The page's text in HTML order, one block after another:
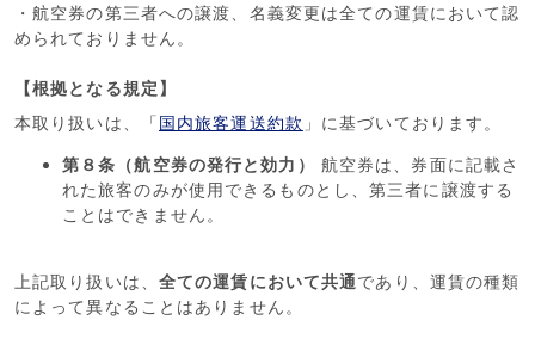
・航空券の第三者への譲渡、名義変更は全ての運賃において認
められておりません。
【根拠となる規定】
本取り扱いは、「国内旅客運送約款 」に基づいております。
第８条（航空券の発行と効力）
航空券は、券面に記載さ
れた旅客のみが使用できるものとし、第三者に譲渡する
ことはできません。
上記取り扱いは、 全ての運賃において共通であり、運賃の種類
によって異なることはありません。